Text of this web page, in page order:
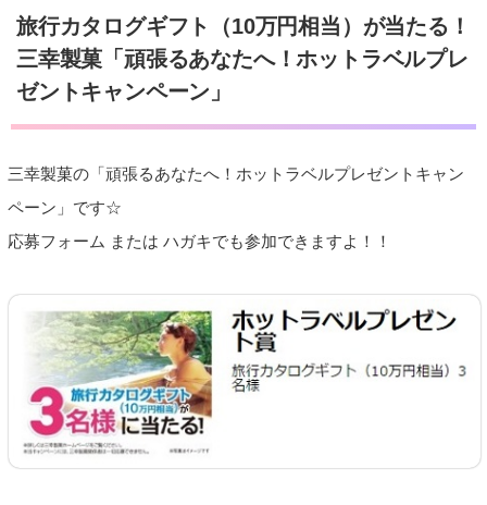
旅行カタログギフト（10万円相当）が当たる！
三幸製菓「頑張るあなたへ！ホットラベルプレ
ゼントキャンペーン」
三幸製菓の「頑張るあなたへ！ホットラベルプレゼントキャン
ペーン」です☆
応募フォーム または ハガキでも参加できますよ！！